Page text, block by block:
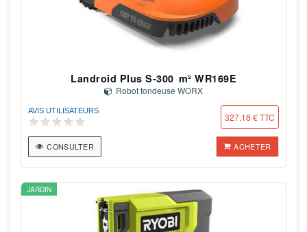
Landroid Plus S-300 m² WR169E
Robot tondeuse WORX
AVIS UTILISATEURS
327,18 € TTC
CONSULTER ACHETER
JARDIN